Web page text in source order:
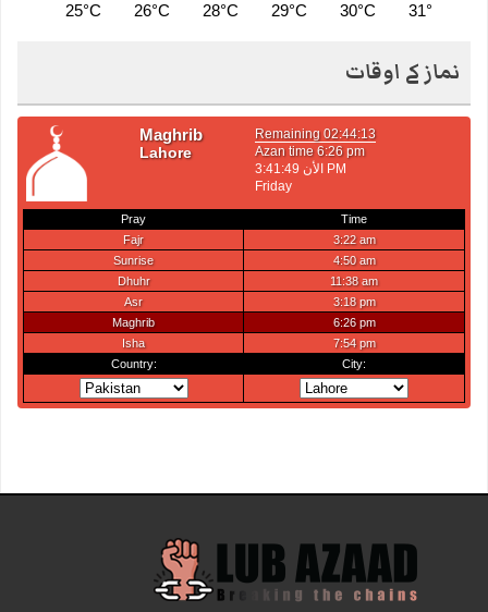
25°C 26°C 28°C 29°C 30°C 31°C
نماز کے اوقات